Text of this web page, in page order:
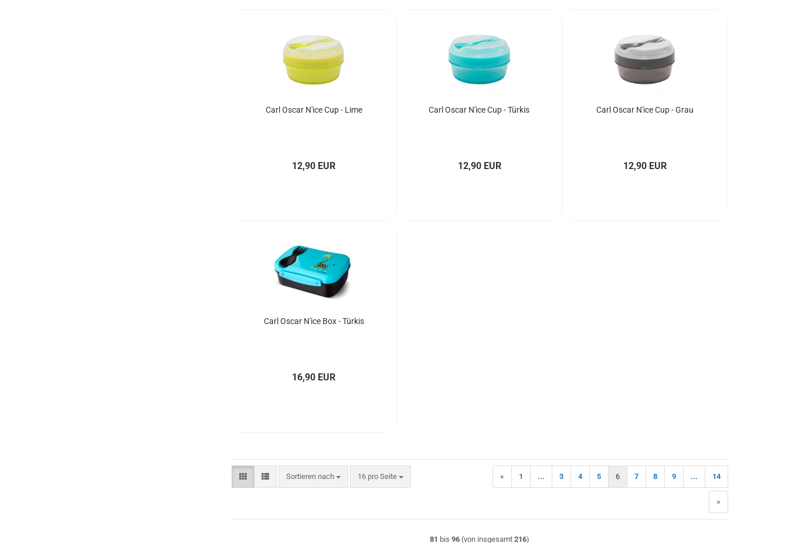
Carl Oscar N'ice Cup - Lime
12,90 EUR
Carl Oscar N'ice Cup - Türkis
12,90 EUR
Carl Oscar N'ice Cup - Grau
12,90 EUR
Carl Oscar N'ice Box - Türkis
16,90 EUR
Sortieren nach
Sortieren nach 16 pro Seite
pro Seite « 1 ... 3 4 5 6 7 8 9 ... 14
»
81 bis96 (von insgesamt216)